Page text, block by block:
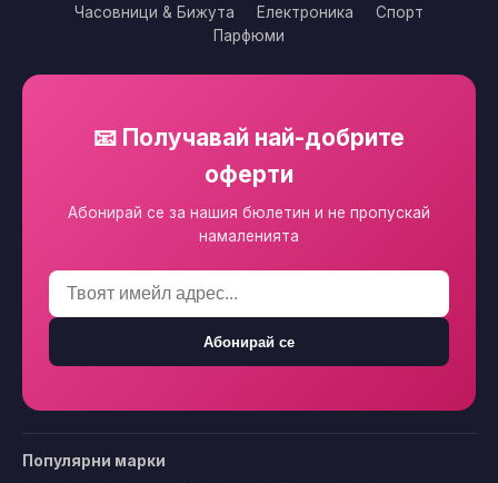
Часовници & Бижута
Електроника
Спорт
Парфюми
📧 Получавай най-добрите
оферти
Абонирай се за нашия бюлетин и не пропускай
намаленията
Абонирай се
Популярни марки